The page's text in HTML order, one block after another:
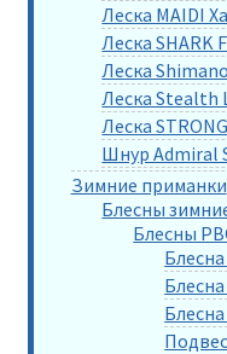
Леска MAIDI
Леска SHARK
Леска
Леска Stealth
Леска
Шнур Admiral
Зимние приманки
Блесны
Блесны